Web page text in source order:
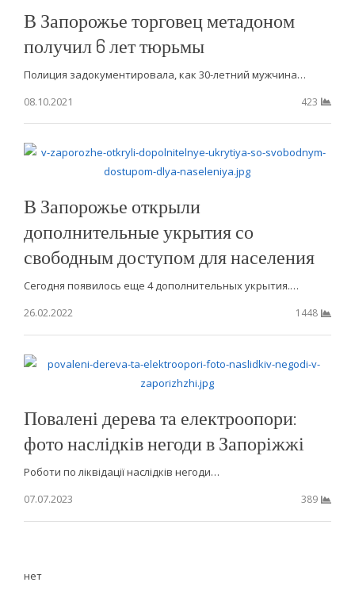
В Запорожье торговец метадоном
получил 6 лет тюрьмы
Полиция задокументировала, как 30-летний мужчина…
08.10.2021
423
В Запорожье открыли
дополнительные укрытия со
свободным доступом для населения
Сегодня появилось еще 4 дополнительных укрытия.…
26.02.2022
1448
Повалені дерева та електроопори:
фото наслідків негоди в Запоріжжі
Роботи по ліквідації наслідків негоди…
07.07.2023
389
нет